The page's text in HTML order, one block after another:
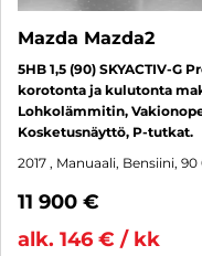
Mazda Mazda2
5HB 1,5 (90) SKYACTIV-G
korotonta ja kulutonta
Lohkolämmitin,
Kosketusnäyttö, P-tutkat.
2017 , Manuaali, Bensiini,
11 900 €
alk. 146 € / kk